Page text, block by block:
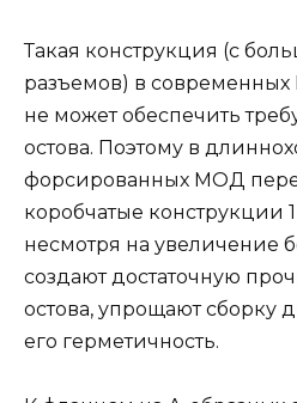
Такая конструкция (с
разъемов) в
не может обеспечить
остова. Поэтому в
форсированных МОД
коробчатые конструкции
несмотря на увеличение
создают достаточную
остова, упрощают сборку
его герметичность.